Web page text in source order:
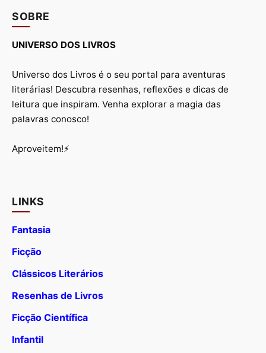
SOBRE
UNIVERSO DOS LIVROS
Universo dos Livros é o seu portal para aventuras
literárias! Descubra resenhas, reflexões e dicas de
leitura que inspiram. Venha explorar a magia das
palavras conosco!
Aproveitem!⚡
LINKS
Fantasia
Ficção
Clássicos Literários
Resenhas de Livros
Ficção Científica
Infantil